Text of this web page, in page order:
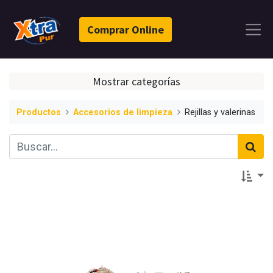
Comprar Online
Mostrar categorías
Productos Accesorios de limpieza Rejillas y valerinas